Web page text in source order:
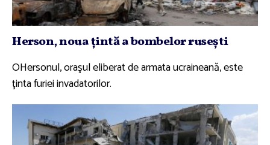
Herson, noua ţintă a bombelor ruseşti
OHersonul, oraşul eliberat de armata ucraineană, este
ţinta furiei invadatorilor.